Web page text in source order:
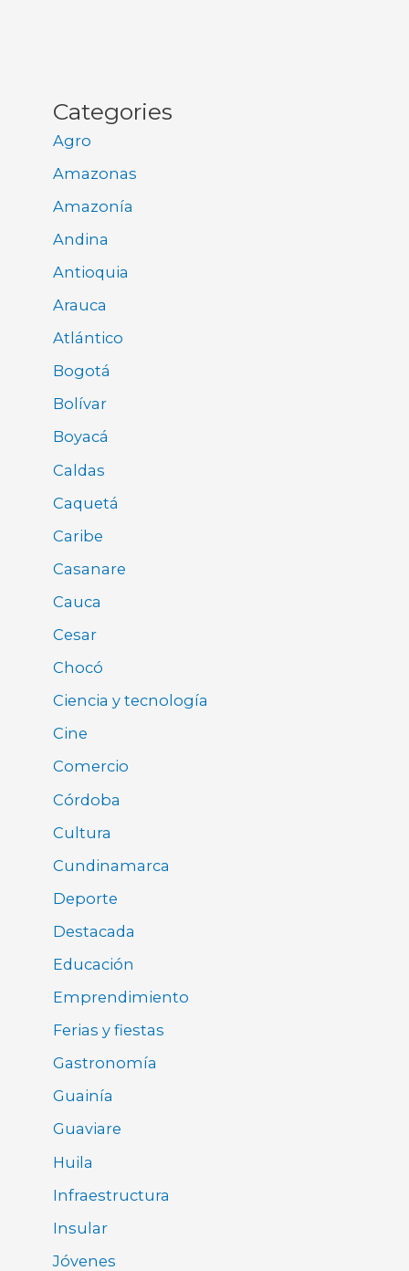
Categories
Agro
Amazonas
Amazonía
Andina
Antioquia
Arauca
Atlántico
Bogotá
Bolívar
Boyacá
Caldas
Caquetá
Caribe
Casanare
Cauca
Cesar
Chocó
Ciencia y tecnología
Cine
Comercio
Córdoba
Cultura
Cundinamarca
Deporte
Destacada
Educación
Emprendimiento
Ferias y fiestas
Gastronomía
Guainía
Guaviare
Huila
Infraestructura
Insular
Jóvenes